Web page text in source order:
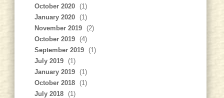
October 2020
(1)
January 2020
(1)
November 2019
(2)
October 2019
(4)
September 2019
(1)
July 2019
(1)
January 2019
(1)
October 2018
(1)
July 2018
(1)